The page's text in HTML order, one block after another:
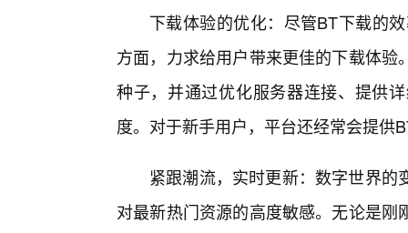
下载体验的优化：尽管BT下载的
方面，力求给用户带来更佳的下载体
种子，并通过优化服务器连接、提供
度。对于新手用户，平台还经常会提供
紧跟潮流，实时更新：数字世界
对最新热门资源的高度敏感。无论是